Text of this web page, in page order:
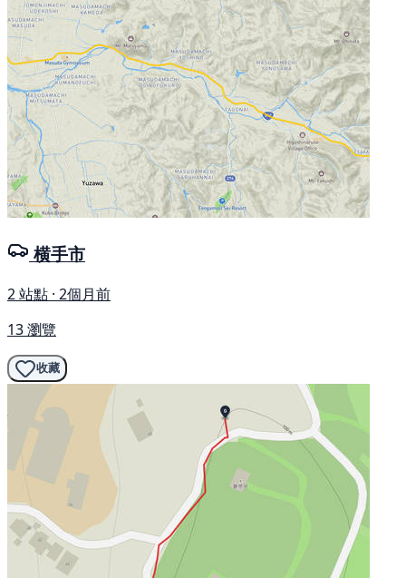
横手市
2 站點 · 2個月前
13 瀏覽
收藏